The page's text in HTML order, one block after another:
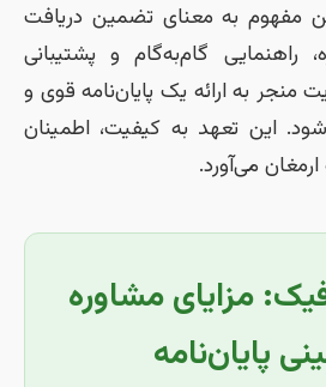
مفهوم به معنای تضمین دریافت
راهنمایی گام‌به‌گام و پشتیبانی
منجر به ارائه یک پایان‌نامه قوی و
این تعهد به کیفیت، اطمینان
می‌آورد.
مزایای مشاوره
پایان‌نامه